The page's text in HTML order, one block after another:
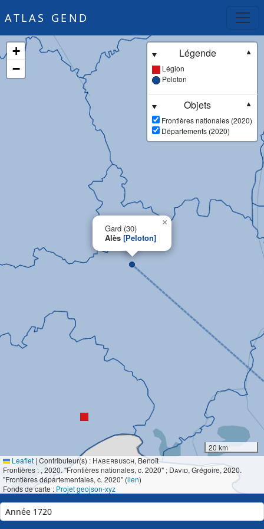
ATLAS GEND
Gard (30)
Alès [Peloton]
×
+
−
Légende
▼
Légion
Peloton
Objets
▼
Frontières nationales (2020)
Départements (2020)
20 km
Leaflet | Contributeur(s) : Haberbusch, Benoît
Frontières : , 2020. "Frontières nationales, c. 2020" ; David, Grégoire, 2020.
"Frontières départementales, c. 2020" (lien)
Fonds de carte : Projet geojson-xyz